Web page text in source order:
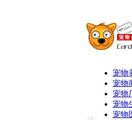
宠物
宠物
宠物
宠物
宠物